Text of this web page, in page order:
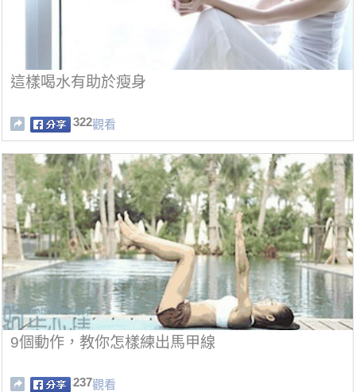
這樣喝水有助於瘦身
322觀看
9個動作，教你怎樣練出馬甲線
237觀看